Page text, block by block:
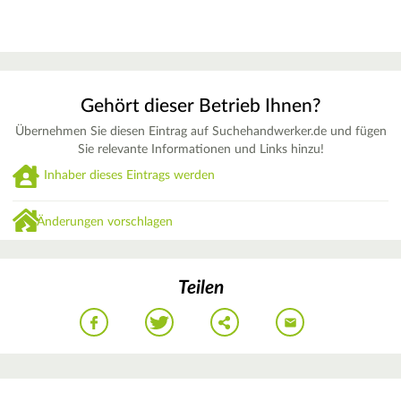
Gehört dieser Betrieb Ihnen?
Übernehmen Sie diesen Eintrag auf Suchehandwerker.de und fügen
Sie relevante Informationen und Links hinzu!
Inhaber dieses Eintrags werden
Änderungen vorschlagen
Teilen